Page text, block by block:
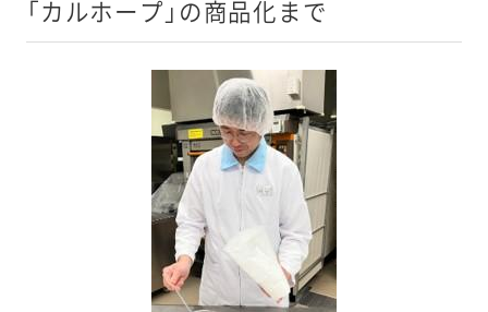
「カルホープ」の商品化まで